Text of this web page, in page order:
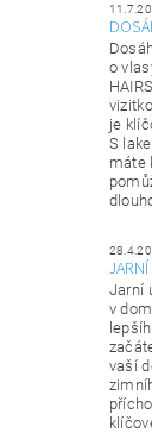
o
je
S
máte
Jarní
v
vaší